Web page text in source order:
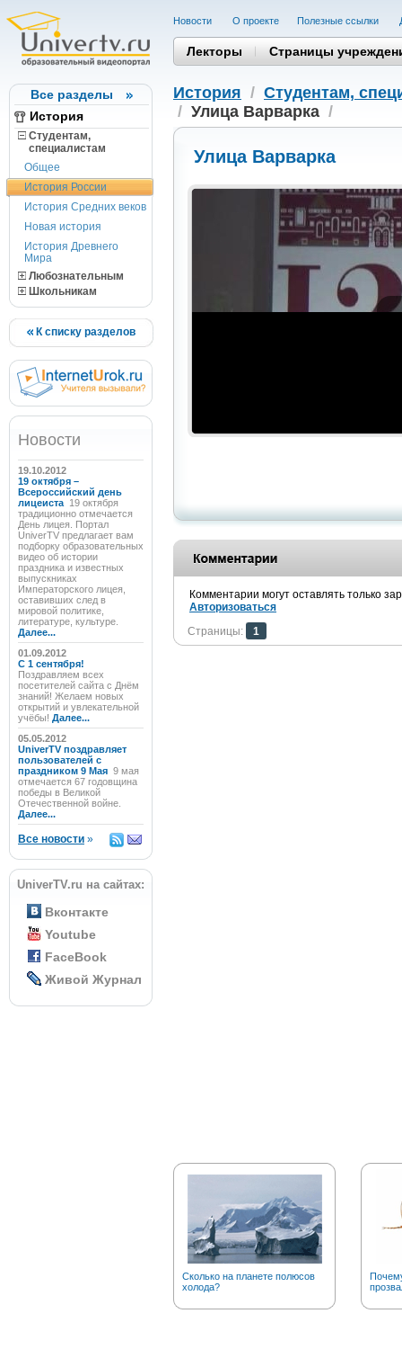
Все разделы
История
Студентам,
cпециалистам
Общее
История России
История Средних веков
Новая история
История Древнего
Мира
Любознательным
Школьникам
К списку разделов
Новости
19.10.2012
19 октября –
Всероссийский день
лицеиста 19 октября
традиционно отмечается
День лицея. Портал
UniverTV предлагает вам
подборку образовательных
видео об истории
праздника и известных
выпускниках
Императорского лицея,
оставивших след в
мировой политике,
литературе, культуре.
Далее...
01.09.2012
C 1 сентября!
Поздравляем всех
посетителей сайта с Днём
знаний! Желаем новых
открытий и увлекательной
учёбы! Далее...
05.05.2012
UniverTV поздравляет
пользователей с
праздником 9 Мая 9 мая
отмечается 67 годовщина
победы в Великой
Отечественной войне.
Далее...
Все новости »
UniverTV.ru на сайтах:
Вконтакте
Youtube
FaceBook
Живой Журнал
Новости О проекте Полезные cсылки
Лекторы Страницы
История / Студентам,
/ Улица Варварка /
Улица Варварка
Комментарии могут оставлять только
Авторизоваться
Страницы:
1
Сколько на планете полюсов
холода?